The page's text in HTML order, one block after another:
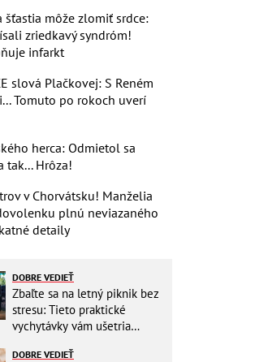
šťastia môže zlomiť srdce:
zriedkavý syndróm!
infarkt
slová Plačkovej: S Reném
Tomuto po rokoch uverí
herca: Odmietol sa
tak... Hrôza!
v Chorvátsku! Manželia
plnú neviazaného
detaily
DOBRE VEDIEŤ
Zbaľte sa na letný piknik bez
stresu: Tieto praktické
vychytávky vám ušetria
DOBRE VEDIEŤ